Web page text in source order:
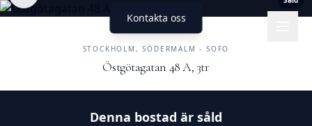
Kontakta oss
STOCKHOLM, SÖDERMALM - SOFO
Östgötagatan 48 A, 3tr
Denna bostad är såld